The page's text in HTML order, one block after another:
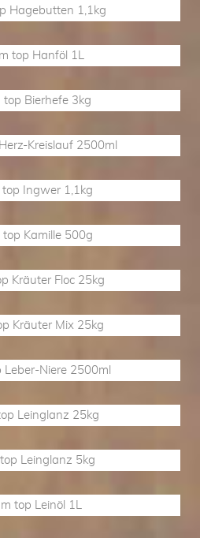
Hagebutten 1,1kg
top Hanföl 1L
top Bierhefe 3kg
Kreislauf 2500ml
Ingwer 1,1kg
Kamille 500g
Kräuter Floc 25kg
Kräuter Mix 25kg
Niere 2500ml
Leinglanz 25kg
Leinglanz 5kg
top Leinöl 1L